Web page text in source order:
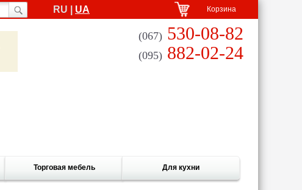
RU | UA Корзина
(067) 530-08-82
(095) 882-02-24
Торговая мебель Для кухни